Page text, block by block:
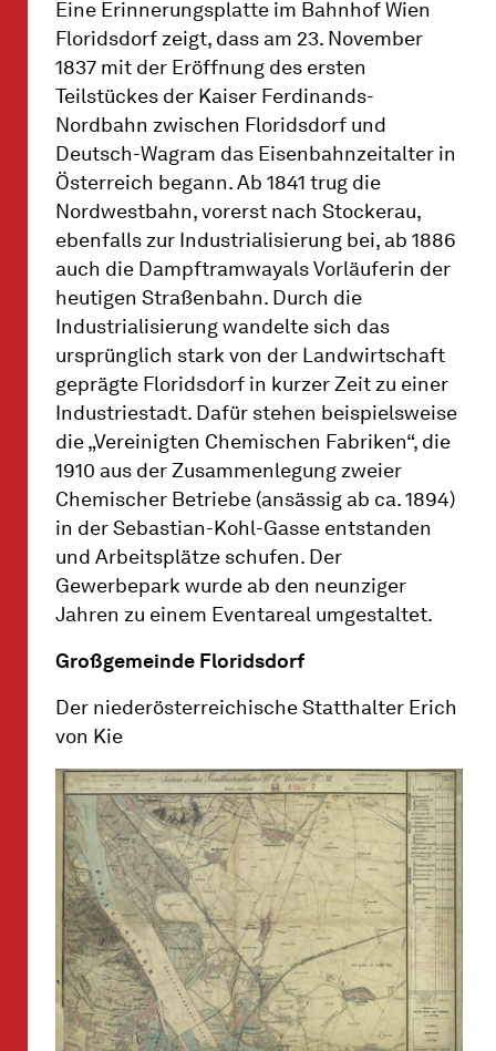
Eine Erinnerungsplatte im Bahnhof Wien
Floridsdorf zeigt, dass am 23. November
1837 mit der Eröffnung des ersten
Teilstückes der Kaiser Ferdinands-
Nordbahn zwischen Floridsdorf und
Deutsch-Wagram das Eisenbahnzeitalter in
Österreich begann. Ab 1841 trug die
Nordwestbahn, vorerst nach Stockerau,
ebenfalls zur Industrialisierung bei, ab 1886
auch die Dampftramwayals Vorläuferin der
heutigen Straßenbahn. Durch die
Industrialisierung wandelte sich das
ursprünglich stark von der Landwirtschaft
geprägte Floridsdorf in kurzer Zeit zu einer
Industriestadt. Dafür stehen beispielsweise
die „Vereinigten Chemischen Fabriken“, die
1910 aus der Zusammenlegung zweier
Chemischer Betriebe (ansässig ab ca. 1894)
in der Sebastian-Kohl-Gasse entstanden
und Arbeitsplätze schufen. Der
Gewerbepark wurde ab den neunziger
Jahren zu einem Eventareal umgestaltet.
Großgemeinde Floridsdorf
Der niederösterreichische Statthalter Erich
von Kie